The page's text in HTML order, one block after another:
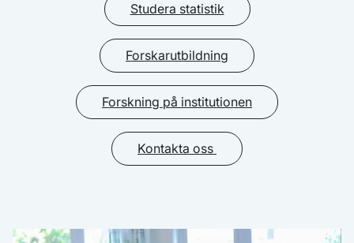
Studera statistik
Forskarutbildning
Forskning på institutionen
Kontakta oss